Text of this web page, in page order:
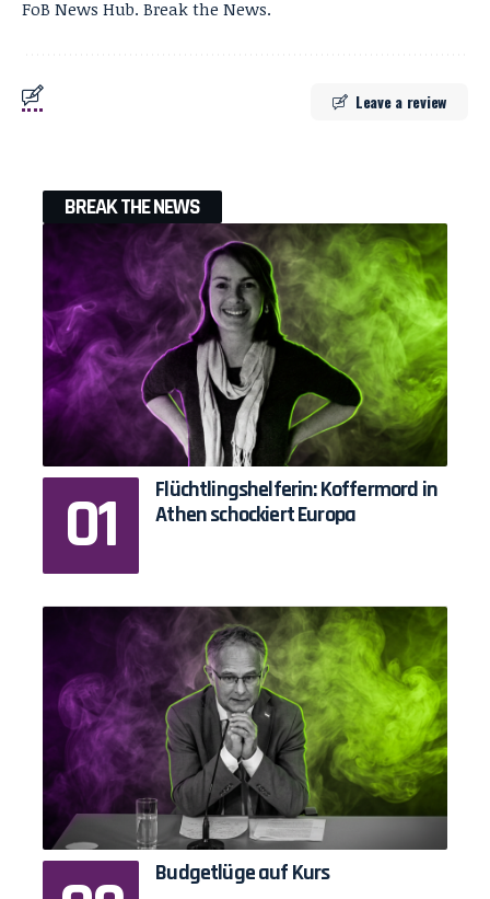
FoB News Hub. Break the News.
Leave a review
BREAK THE NEWS
Flüchtlingshelferin: Koffermord in
Athen schockiert Europa
Budgetlüge auf Kurs